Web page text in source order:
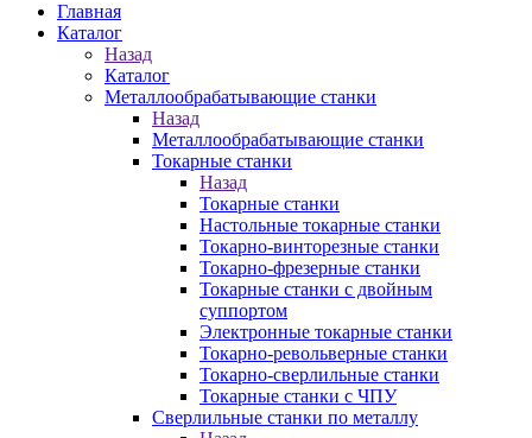
Главная
Каталог
Назад
Каталог
Металлообрабатывающие станки
Назад
Металлообрабатывающие станки
Токарные станки
Назад
Токарные станки
Настольные токарные станки
Токарно-винторезные станки
Токарно-фрезерные станки
Токарные станки с двойным
суппортом
Электронные токарные станки
Токарно-револьверные станки
Токарно-сверлильные станки
Токарные станки с ЧПУ
Сверлильные станки по металлу